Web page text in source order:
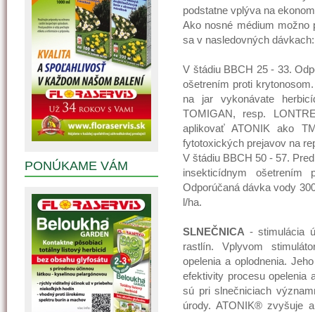
podstatne vplýva na
Ako nosné médium
sa v nasledovných dávkach:
V štádiu BBCH 25 - 33.
ošetrením proti
na jar vykonávate
TOMIGAN, resp.
aplikovať ATONIK ako
fytotoxických prejavov na
V štádiu BBCH 50 - 57.
insekticídnym ošetrením
Odporúčaná dávka vody
l/ha.
SLNEČNICA - stimulácia
rastlín. Vplyvom
opelenia a oplodnenia.
efektivity procesu opelenia
sú pri slnečniciach
úrody. ATONIK® zvyšuje
PONÚKAME VÁM